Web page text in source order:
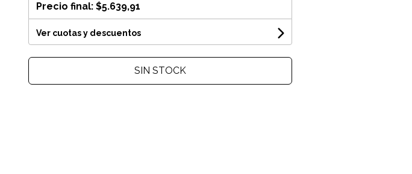
Precio final: $5.639,91
Ver cuotas y descuentos
SIN STOCK